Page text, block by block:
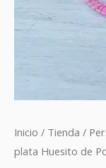
Inicio / Tienda /
plata Huesito de